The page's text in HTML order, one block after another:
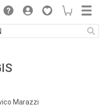
Marazzi